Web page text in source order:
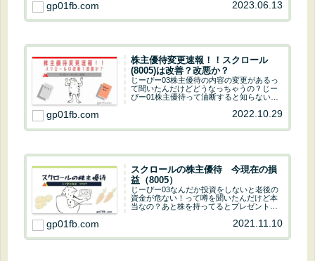
株主優待変更速報！！スクロール
(8005)は改善？改悪か？
じーぴー03株主優待の内容の変更があるっ
て聞いたんだけどどうなっちゃうの？じー
ぴー01株主優待って油断すると知らないう
ちに変更することがあるよ。会社の業績が
良いと改善するし、悪ければ貰えるものが
gp01fb.com 2022.10.29
じーぴー03なんだか投資をしないと老後の
資金が危ない！って噂を聞いたんだけど本
当なの？あと株を持ってるとプレゼントが
もらえるって聞いたけどそれも本当なの？
じーぴー01あまり噂に踊らされてはいけな
いけど投資をするのは悪くないよ。株を持
gp01fb.com 2021.11.10